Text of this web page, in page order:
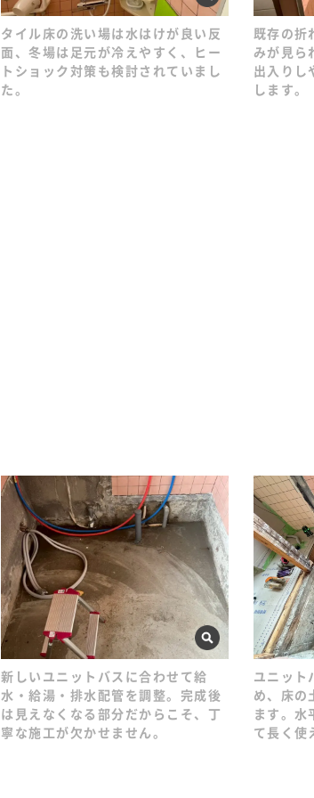
タイル床の洗い場は水はけが良い反
面、冬場は足元が冷えやすく、ヒー
トショック対策も検討されていまし
た。
既存の折
みが見ら
出入りし
します。
新しいユニットバスに合わせて給
水・給湯・排水配管を調整。完成後
は見えなくなる部分だからこそ、丁
寧な施工が欠かせません。
ユニット
め、床の
ます。水
て長く使